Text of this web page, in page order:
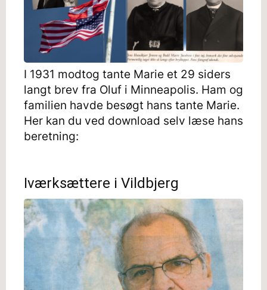
I 1931 modtog tante Marie et 29 siders
langt brev fra Oluf i Minneapolis. Ham og
familien havde besøgt hans tante Marie.
Her kan du ved download selv læse hans
beretning:
Iværksættere i Vildbjerg